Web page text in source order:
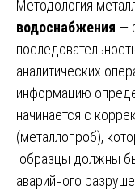
Методология
водоснабжения —
аналитических
информацию
начинается с
(металлопроб),
образцы должны
аварийного